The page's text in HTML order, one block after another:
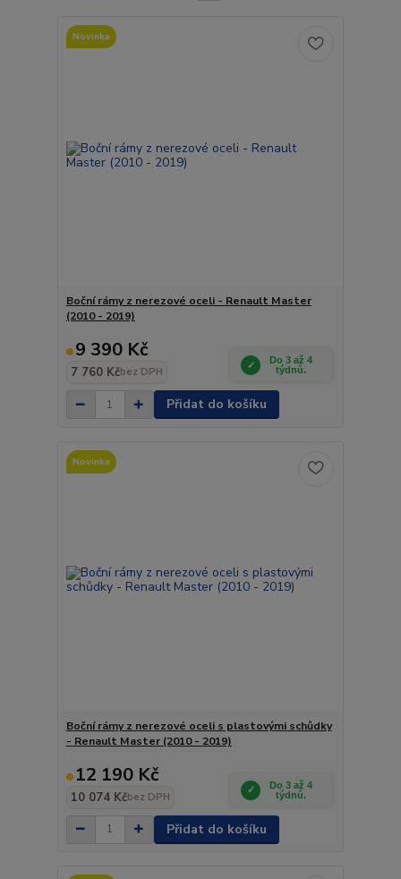
Novinka
Boční rámy z nerezové oceli - Renault Master
(2010 - 2019)
9 390 Kč
7 760 Kčbez DPH
Do 3 až 4
týdnů.
Přidat do košíku
Novinka
Boční rámy z nerezové oceli s plastovými schůdky
- Renault Master (2010 - 2019)
12 190 Kč
10 074 Kčbez DPH
Do 3 až 4
týdnů.
Přidat do košíku